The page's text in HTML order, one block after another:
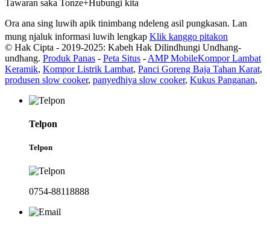
Tawaran saka Tonze+Hubungi kita
Ora ana sing luwih apik tinimbang ndeleng asil pungkasan. Lan
mung njaluk informasi luwih lengkap Klik kanggo pitakon
© Hak Cipta - 2019-2025: Kabeh Hak Dilindhungi Undhang-
undhang. Produk Panas - Peta Situs - AMP MobileKompor Lambat
Keramik, Kompor Listrik Lambat, Panci Goreng Baja Tahan Karat,
produsen slow cooker, panyedhiya slow cooker, Kukus Panganan,
Telpon
Telpon
0754-88118888